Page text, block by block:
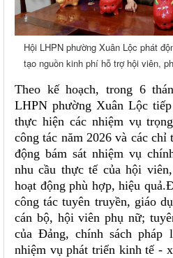
Hội LHPN phường Xuân Lộc phát
tạo nguồn kinh phí hỗ trợ hội viên,
Theo kế hoạch, trong 6
LHPN phường Xuân Lộc
thực hiện các nhiệm vụ
công tác năm 2026 và các chỉ
động bám sát nhiệm vụ
nhu cầu thực tế của hội
hoạt động phù hợp, hiệu
công tác tuyên truyền, giáo
cán bộ, hội viên phụ nữ;
của Đảng, chính sách pháp
nhiệm vụ phát triển kinh tế -